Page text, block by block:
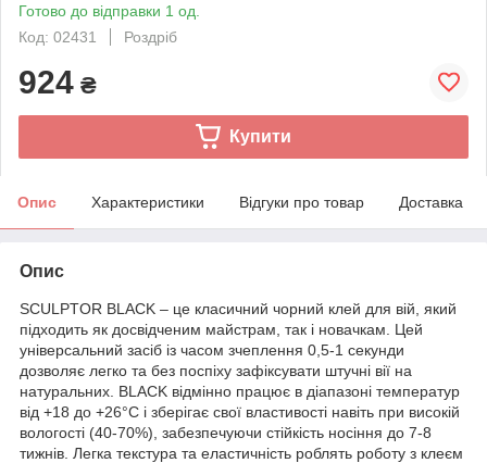
Готово до відправки 1 од.
Код: 02431
Роздріб
924 ₴
Купити
Опис Характеристики Відгуки про товар Доставка
Опис
SCULPTOR BLACK – це класичний чорний клей для вій, який
підходить як досвідченим майстрам, так і новачкам. Цей
універсальний засіб із часом зчеплення 0,5-1 секунди
дозволяє легко та без поспіху зафіксувати штучні вії на
натуральних. BLACK відмінно працює в діапазоні температур
від +18 до +26°С і зберігає свої властивості навіть при високій
вологості (40-70%), забезпечуючи стійкість носіння до 7-8
тижнів. Легка текстура та еластичність роблять роботу з клеєм